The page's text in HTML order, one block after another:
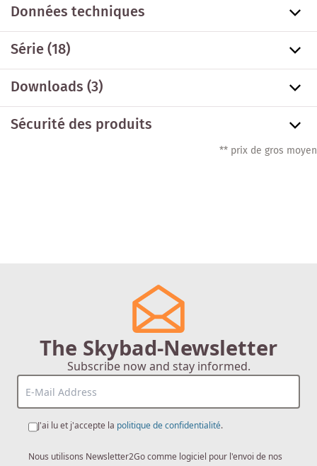
Données techniques
Série(18)
Downloads (3)
Sécurité des produits
** prix de gros moyen
The Skybad-Newsletter
Subscribe now and stay informed.
J'ai lu et j'accepte la politique de confidentialité.
Nous utilisons Newsletter2Go comme logiciel pour l'envoi de nos